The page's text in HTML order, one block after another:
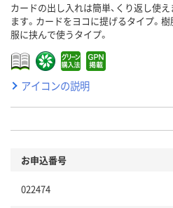
カードの出し入れは簡単、くり返し使
ます。カードをヨコに提げるタイプ。
服に挟んで使うタイプ。
アイコンの説明
お申込番号
022474